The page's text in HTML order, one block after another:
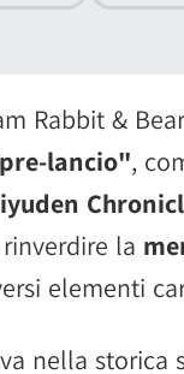
Rabbit &
lancio",
la
elementi
nella storica